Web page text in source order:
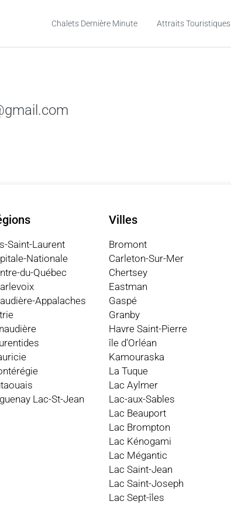
Chalets Dernière Minute Attraits Touristiques
Saint-Laurent
Nationale
du-Québec
Appalaches
Lac-St-Jean
Villes
Bromont
Carleton-Sur-Mer
Chertsey
Eastman
Gaspé
Granby
Havre Saint-Pierre
île d'Orléan
Kamouraska
La Tuque
Lac Aylmer
Lac-aux-Sables
Lac Beauport
Lac Brompton
Lac Kénogami
Lac Mégantic
Lac Saint-Jean
Lac Saint-Joseph
Lac Sept-îles